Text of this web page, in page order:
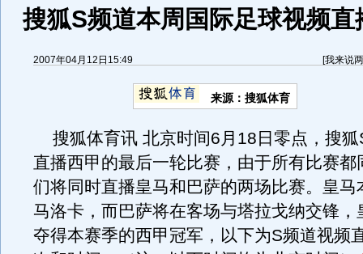
搜狐S频道本周国际足球视频直
2007年04月12日15:49 [我来说
来源：搜狐体育
搜狐体育讯 北京时间6月18日零点，搜狐
直播西甲的最后一轮比赛，由于所有比赛都
们将同时直播皇马和巴萨的两场比赛。皇马
马洛卡，而巴萨将在客场与塔拉戈纳交锋，
夺得本赛季的西甲冠军，以下为S频道视频